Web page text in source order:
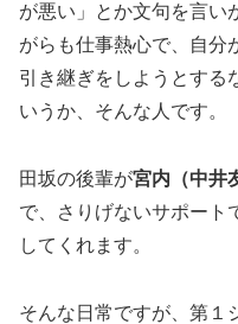
が悪い」とか文句を言い
がらも仕事熱心で、自分
引き継ぎをしようとする
いうか、そんな人です。
田坂の後輩が宮内（中井
で、さりげないサポート
してくれます。
そんな日常ですが、第１